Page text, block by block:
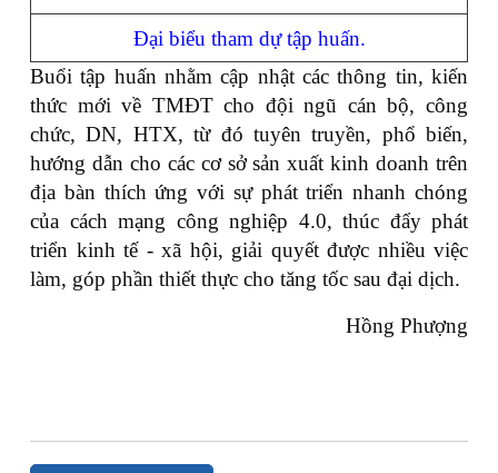
Đại biểu tham dự tập huấn.
Buổi tập huấn nhằm cập nhật các thông tin, kiến
thức mới về TMĐT cho đội ngũ cán bộ, công
chức, DN, HTX, từ đó tuyên truyền, phổ biến,
hướng dẫn cho các cơ sở sản xuất kinh doanh trên
địa bàn thích ứng với sự phát triển nhanh chóng
của cách mạng công nghiệp 4.0, thúc đẩy phát
triển kinh tế - xã hội, giải quyết được nhiều việc
làm, góp phần thiết thực cho tăng tốc sau đại dịch.
Hồng Phượng